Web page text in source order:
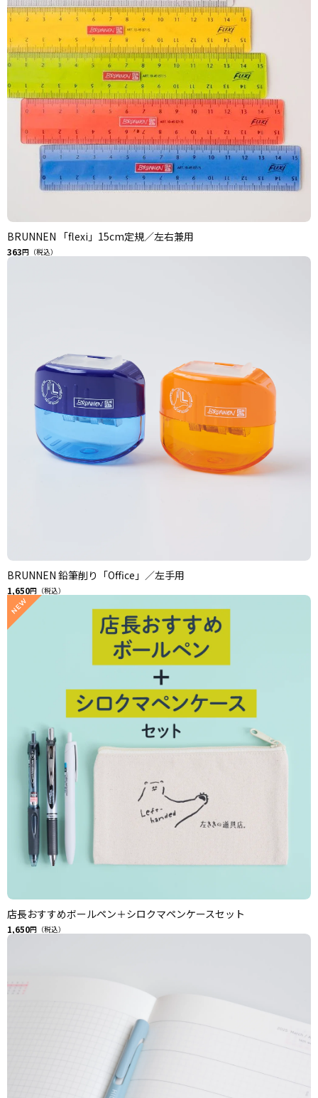
BRUNNEN 「flexi」15cm定規／左右兼用
363円（税込）
BRUNNEN 鉛筆削り「Office」／左手用
1,650円（税込）
店長おすすめボールペン＋シロクマペンケースセット
1,650円（税込）